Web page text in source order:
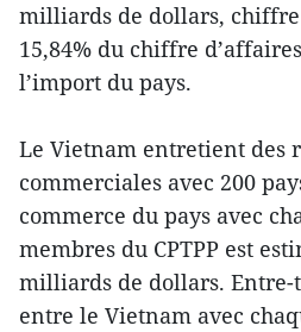
milliards de dollars,
15,84% du chiffre
l’import du pays.
Le Vietnam entretient des
commerciales avec 200
commerce du pays avec
membres du CPTPP est
milliards de dollars. Entre-
entre le Vietnam avec